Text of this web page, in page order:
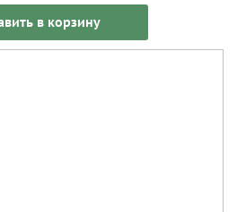
в корзину